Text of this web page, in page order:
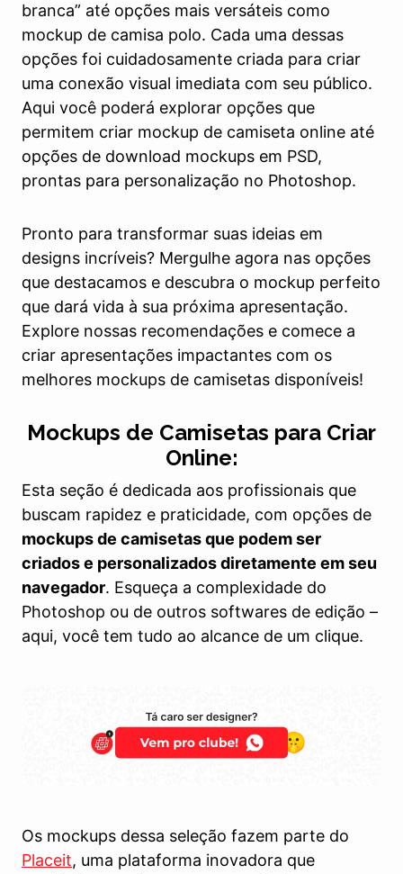
branca” até opções mais versáteis como
mockup de camisa polo. Cada uma dessas
opções foi cuidadosamente criada para criar
uma conexão visual imediata com seu público.
Aqui você poderá explorar opções que
permitem criar mockup de camiseta online até
opções de download mockups em PSD,
prontas para personalização no Photoshop.
Pronto para transformar suas ideias em
designs incríveis? Mergulhe agora nas opções
que destacamos e descubra o mockup perfeito
que dará vida à sua próxima apresentação.
Explore nossas recomendações e comece a
criar apresentações impactantes com os
melhores mockups de camisetas disponíveis!
Mockups de Camisetas para Criar
Online:
Esta seção é dedicada aos profissionais que
buscam rapidez e praticidade, com opções de
mockups de camisetas que podem ser
criados e personalizados diretamente em seu
navegador. Esqueça a complexidade do
Photoshop ou de outros softwares de edição –
aqui, você tem tudo ao alcance de um clique.
Os mockups dessa seleção fazem parte do
Placeit, uma plataforma inovadora que